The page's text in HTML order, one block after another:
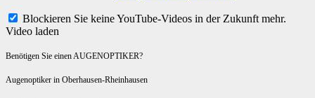
Blockieren Sie keine YouTube-Videos in der Zukunft mehr.
Video laden
Benötigen Sie einen AUGENOPTIKER?
Augenoptiker in Oberhausen-Rheinhausen